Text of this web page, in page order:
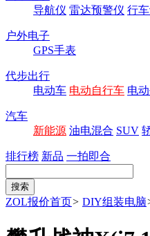
导航仪 雷达预警仪 行
户外电子
GPS手表
代步出行
电动车 电动自行车 电
汽车
新能源 油电混合 SUV
排行榜 新品 一拍即合
ZOL报价首页> DIY组装电脑